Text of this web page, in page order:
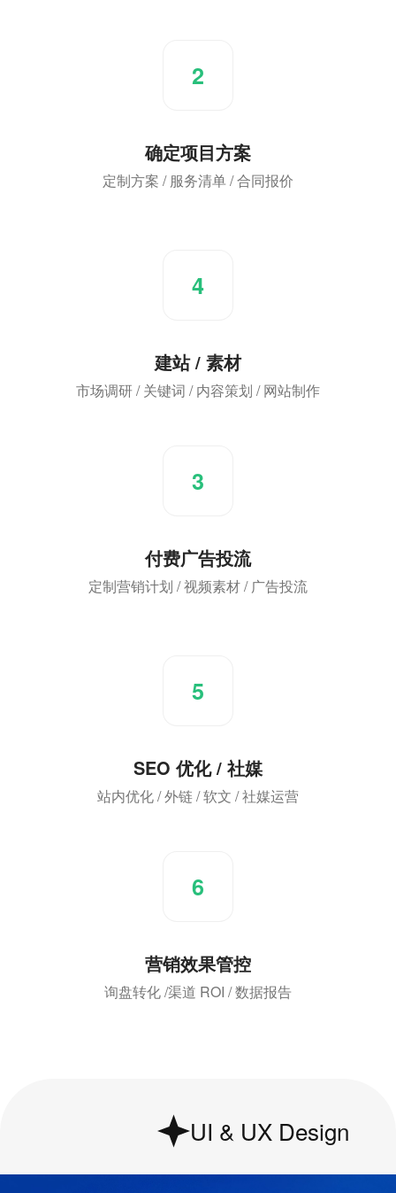
2
确定项目方案
定制方案 / 服务清单 / 合同报价
4
建站 / 素材
市场调研 / 关键词 / 内容策划 / 网站制作
3
付费广告投流
定制营销计划 / 视频素材 / 广告投流
5
SEO 优化 / 社媒
站内优化 / 外链 / 软文 / 社媒运营
6
营销效果管控
询盘转化 /渠道 ROI / 数据报告
UI & UX Design